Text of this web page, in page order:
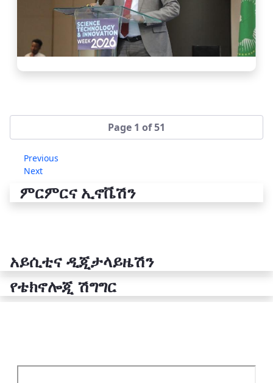
Page 1 of 51
Previous
Next
ምርምርና ኢኖቬሽን
አይሲቲና ዲጂታላይዜሽን
የቴክኖሎጂ ሽግግር